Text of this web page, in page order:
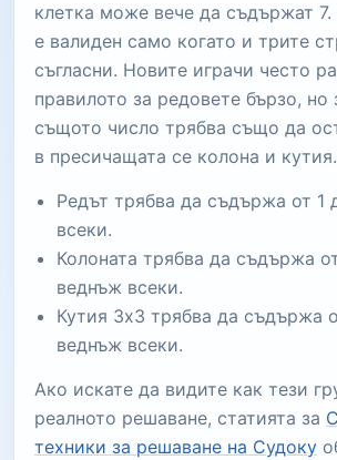
клетка може вече да съдържат
е валиден само когато и трите
съгласни. Новите играчи често
правилото за редовете бързо, но
същото число трябва също да
в пресичащата се колона и кутия.
Редът трябва да съдържа от 1
всеки.
Колоната трябва да съдържа
веднъж всеки.
Кутия 3x3 трябва да съдържа
веднъж всеки.
Ако искате да видите как тези
реалното решаване, статията за
техники за решаване на Судоку